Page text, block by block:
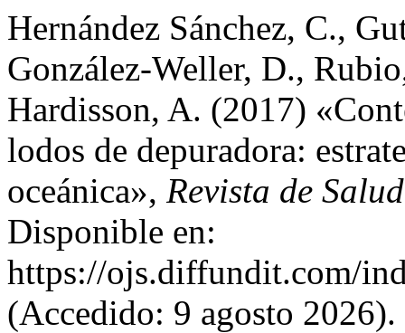
Hernández Sánchez, C.,
González-Weller, D.,
Hardisson, A. (2017)
lodos de depuradora:
oceánica», Revista de
Disponible en:
https://ojs.diffundit.com/
(Accedido: 9 agosto 2026).